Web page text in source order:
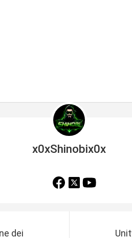
x0xShinobix0x
dei